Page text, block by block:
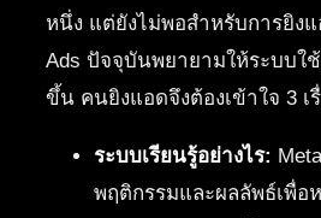
หนึ่ง แต่ยังไม่พอสำหรับการยิง
Ads ปัจจุบันพยายามให้ระบบใ
ขึ้น คนยิงแอดจึงต้องเข้าใจ 3 เ
ระบบเรียนรู้อย่างไร:
พฤติกรรมและผลลัพธ์เพื่อ